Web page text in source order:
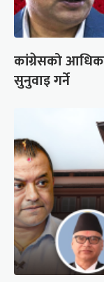
कांग्रेसको
सुनुवाइ गर्ने